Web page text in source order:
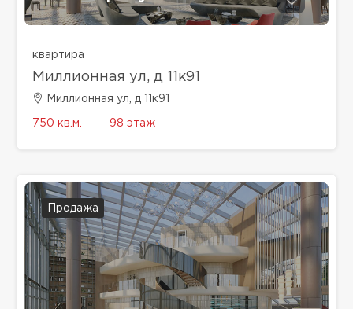
квартира
Миллионная ул, д 11к91
Миллионная ул, д 11к91
750 кв.м. 98 этаж
Продажа